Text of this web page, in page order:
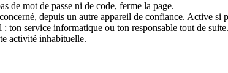
de mot de passe ni de code, ferme la page.
depuis un autre appareil de confiance. Active si
ton service informatique ou ton responsable tout de
activité inhabituelle.